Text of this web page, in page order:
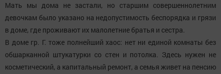
Мать мы дома не застали, но старшим совершеннолетним
девочкам было указано на недопустимость беспорядка и грязи
в доме, где проживают их малолетние братья и сестра.
В доме гр. Г. тоже полнейший хаос: нет ни единой комнаты без
обшарканной штукатурки со стен и потолка. Здесь нужен не
косметический, а капитальный ремонт, а семья живет на пенсию